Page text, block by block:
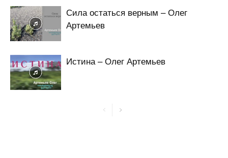
Сила остаться верным – Олег
Артемьев
Истина – Олег Артемьев